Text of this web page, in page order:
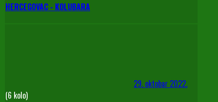
HERCEGOVAC - KOLUBARA
29. oktobar 2022.
(6 kolo)